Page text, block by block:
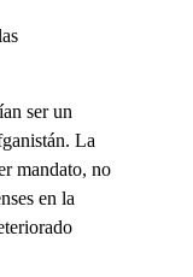
ser un
La
mandato, no
en la